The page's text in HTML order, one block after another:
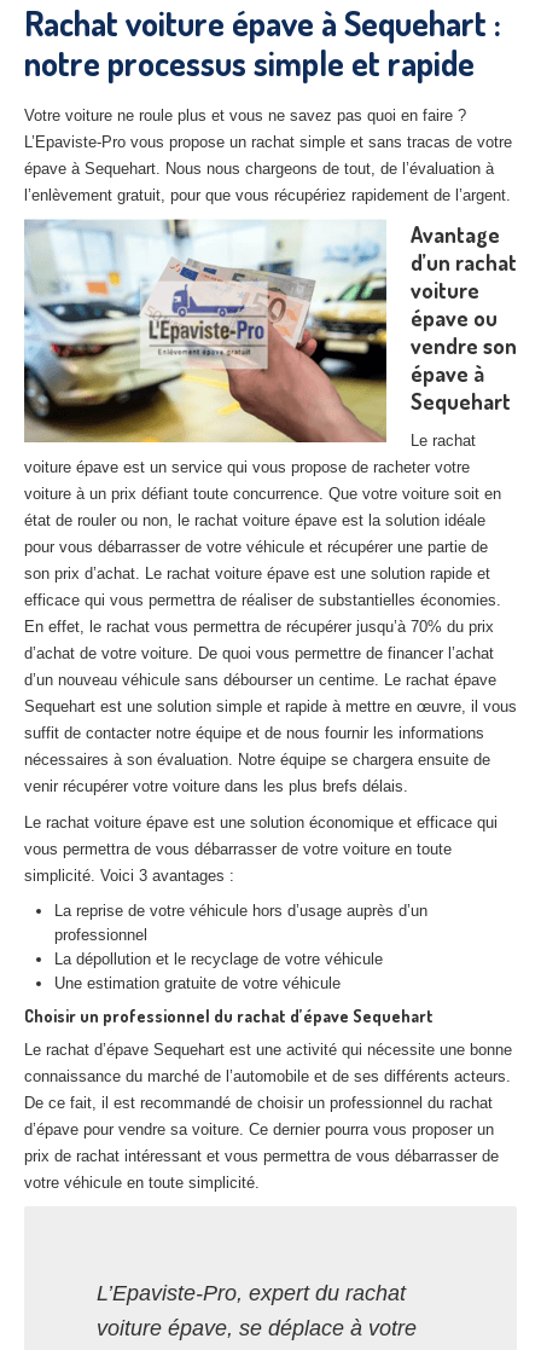
45 – Loiret
28– Eure-et-Loir
27 – Eure
10– Aube
– Aisne
les secteurs
CENTREVHU AGRÉE
Centreagréé VHU Paris 75 : casse auto avec destruction
Centreagréé VHU 77 : casse auto avec destruction
Centre agréé VHU 78 : casse auto avec destruction
Centre agréé VHU 91 : casse auto avec destruction
Centreagréé VHU 92 : casse auto avec destruction
Centreagréé VHU 93 : casse auto avec destruction
Centreagréé VHU 94 : casse auto avec destruction
Centre agréé VHU 95 : casse auto avec destruction
DOCUMENTS À JOINDRE
CONTACT
01 83 64 20 40
Rachat voiture épave à Sequehart :
notre processus simple et rapide
Votre voiture ne roule plus et vous ne savez pas quoi en faire ?
L’Epaviste-Pro vous propose un rachat simple et sans tracas de votre
épave à Sequehart. Nous nous chargeons de tout, de l’évaluation à
l’enlèvement gratuit, pour que vous récupériez rapidement de l’argent.
Avantage
d’un rachat
voiture
épave ou
vendre son
épave à
Sequehart
Le rachat
voiture épave est un service qui vous propose de racheter votre
voiture à un prix défiant toute concurrence. Que votre voiture soit en
état de rouler ou non, le rachat voiture épave est la solution idéale
pour vous débarrasser de votre véhicule et récupérer une partie de
son prix d’achat. Le rachat voiture épave est une solution rapide et
efficace qui vous permettra de réaliser de substantielles économies.
En effet, le rachat vous permettra de récupérer jusqu’à 70% du prix
d’achat de votre voiture. De quoi vous permettre de financer l’achat
d’un nouveau véhicule sans débourser un centime. Le rachat épave
Sequehart est une solution simple et rapide à mettre en œuvre, il vous
suffit de contacter notre équipe et de nous fournir les informations
nécessaires à son évaluation. Notre équipe se chargera ensuite de
venir récupérer votre voiture dans les plus brefs délais.
Le rachat voiture épave est une solution économique et efficace qui
vous permettra de vous débarrasser de votre voiture en toute
simplicité. Voici 3 avantages :
La reprise de votre véhicule hors d’usage auprès d’un
professionnel
La dépollution et le recyclage de votre véhicule
Une estimation gratuite de votre véhicule
Choisir un professionnel du rachat d’épave Sequehart
Le rachat d’épave Sequehart est une activité qui nécessite une bonne
connaissance du marché de l’automobile et de ses différents acteurs.
De ce fait, il est recommandé de choisir un professionnel du rachat
d’épave pour vendre sa voiture. Ce dernier pourra vous proposer un
prix de rachat intéressant et vous permettra de vous débarrasser de
votre véhicule en toute simplicité.
L’Epaviste-Pro, expert du rachat
voiture épave, se déplace à votre